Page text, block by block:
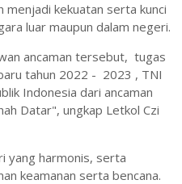
menjadi kekuatan serta kunci
luar maupun dalam negeri.
ancaman tersebut, tugas
tahun 2022 - 2023 , TNI
Indonesia dari ancaman
Datar", ungkap Letkol Czi
yang harmonis, serta
keamanan serta bencana.